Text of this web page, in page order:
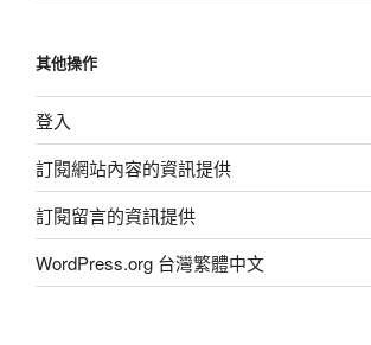
其他操作
登入
訂閱網站內容的資訊提供
訂閱留言的資訊提供
WordPress.org 台灣繁體中文